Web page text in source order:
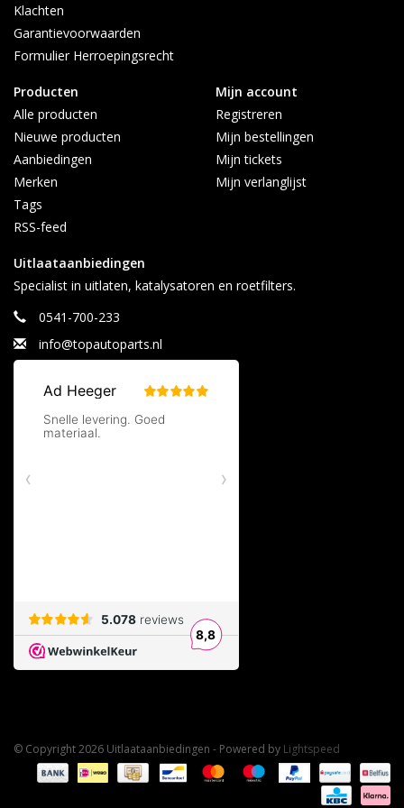
Afhalen alleen op afspraak
Contact:
info@topautoparts.nl
0541-700-233
0613626597 (Whatsapp)
Maandag t/m vrijdag 08:30 - 17:00
Klachten
Garantievoorwaarden
Formulier Herroepingsrecht
Producten
Alle producten
Nieuwe producten
Aanbiedingen
Merken
Tags
RSS-feed
Mijn account
Registreren
Mijn bestellingen
Mijn tickets
Mijn verlanglijst
Uitlaataanbiedingen
Specialist in uitlaten, katalysatoren en roetfilters.
0541-700-233
info@topautoparts.nl
© Copyright 2026 Uitlaataanbiedingen - Powered by Lightspeed